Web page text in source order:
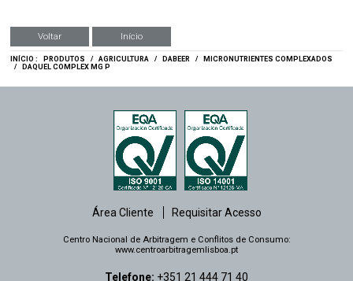
Voltar Início
INÍCIO : PRODUTOS / AGRICULTURA / DABEER /
MICRONUTRIENTES COMPLEXADOS
/
DAQUEL COMPLEX MG P
Telefone: +351 21 444 71 40
Área Cliente Requisitar Acesso
Centro Nacional de Arbitragem e Conflitos de Consumo:
www.centroarbitragemlisboa.pt